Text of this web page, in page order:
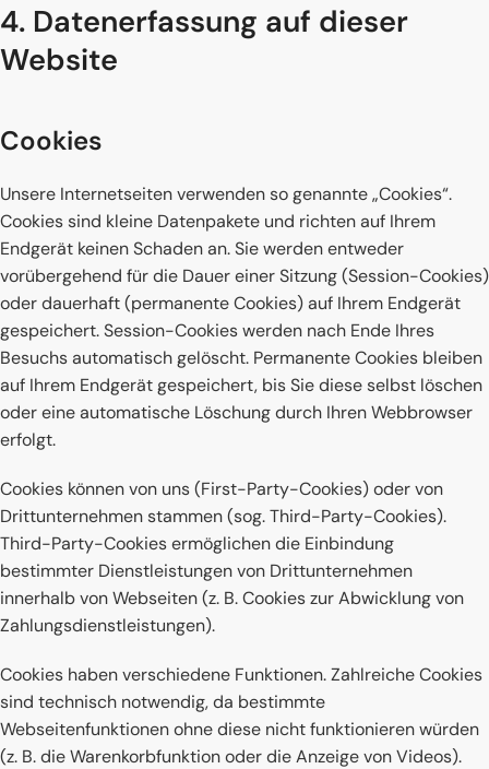
4. Datenerfassung auf dieser
Website
Cookies
Unsere Internetseiten verwenden so genannte „Cookies“.
Cookies sind kleine Datenpakete und richten auf Ihrem
Endgerät keinen Schaden an. Sie werden entweder
vorübergehend für die Dauer einer Sitzung (Session-Cookies)
oder dauerhaft (permanente Cookies) auf Ihrem Endgerät
gespeichert. Session-Cookies werden nach Ende Ihres
Besuchs automatisch gelöscht. Permanente Cookies bleiben
auf Ihrem Endgerät gespeichert, bis Sie diese selbst löschen
oder eine automatische Löschung durch Ihren Webbrowser
erfolgt.
Cookies können von uns (First-Party-Cookies) oder von
Drittunternehmen stammen (sog. Third-Party-Cookies).
Third-Party-Cookies ermöglichen die Einbindung
bestimmter Dienstleistungen von Drittunternehmen
innerhalb von Webseiten (z. B. Cookies zur Abwicklung von
Zahlungsdienstleistungen).
Cookies haben verschiedene Funktionen. Zahlreiche Cookies
sind technisch notwendig, da bestimmte
Webseitenfunktionen ohne diese nicht funktionieren würden
(z. B. die Warenkorbfunktion oder die Anzeige von Videos).